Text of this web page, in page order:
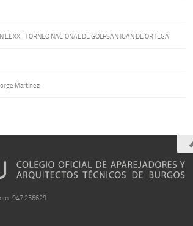
XXII TORNEO NACIONAL DE GOLFSAN JUAN DE ORTEGA
Martínez
· 947 256629